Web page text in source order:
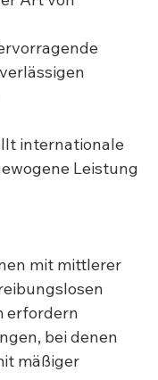
internationale
Leistung
mit mittlerer
erfordern
bei denen
mäßiger